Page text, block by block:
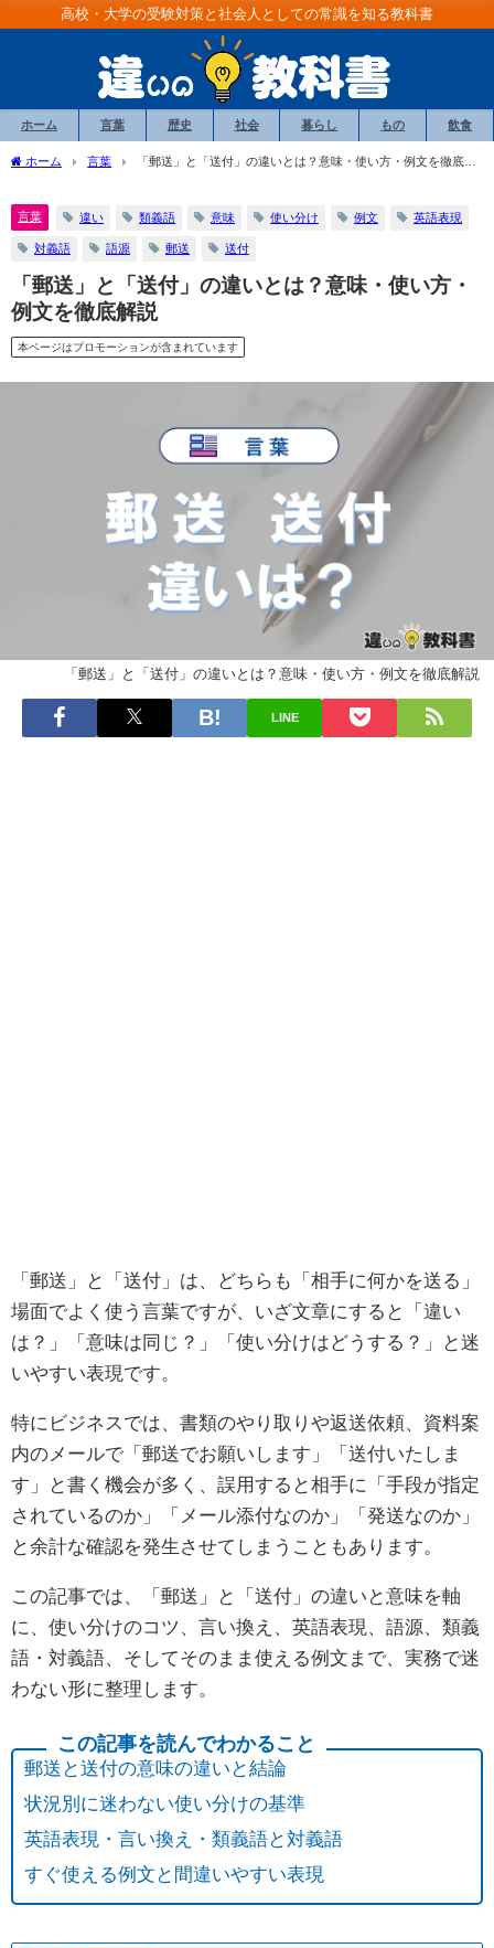
高校・大学の受験対策と社会人としての常識を知る教科書
ホーム 言葉 歴史 社会 暮らし もの 飲食
ホーム 言葉
「郵送」と「送付」の違いとは？意味・使い方・例文を徹底解
言葉 違い 類義語 意味 使い分け 例文 英語表現
対義語 語源 郵送 送付
「郵送」と「送付」の違いとは？意味・使い方・
例文を徹底解説
本ページはプロモーションが含まれています
「郵送」と「送付」の違いとは？意味・使い方・例文を徹底解説
LINE
「郵送」と「送付」は、どちらも「相手に何かを送る」
場面でよく使う言葉ですが、いざ文章にすると「違い
は？」「意味は同じ？」「使い分けはどうする？」と迷
いやすい表現です。
特にビジネスでは、書類のやり取りや返送依頼、資料案
内のメールで「郵送でお願いします」「送付いたしま
す」と書く機会が多く、誤用すると相手に「手段が指定
されているのか」「メール添付なのか」「発送なのか」
と余計な確認を発生させてしまうこともあります。
この記事では、「郵送」と「送付」の違いと意味を軸
に、使い分けのコツ、言い換え、英語表現、語源、類義
語・対義語、そしてそのまま使える例文まで、実務で迷
わない形に整理します。
郵送と送付の意味の違いと結論
状況別に迷わない使い分けの基準
英語表現・言い換え・類義語と対義語
すぐ使える例文と間違いやすい表現